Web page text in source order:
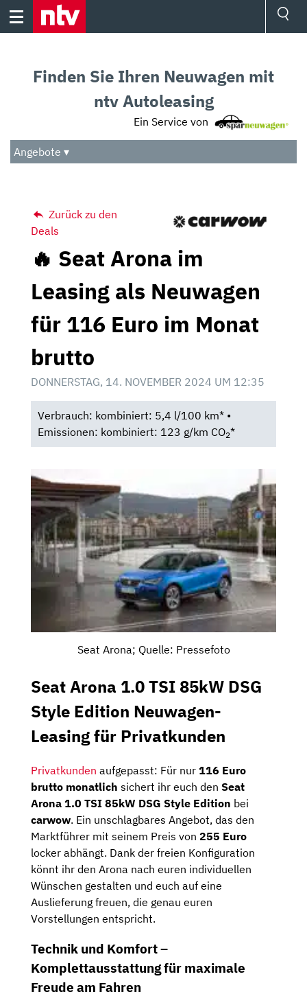
Skip
Audio
Das Beste
Finden Sie Ihren Neuwagen mit
ntv Autoleasing
Ein Service von
Angebote ▾
Zurück zu den
Deals
🔥 Seat Arona im
Leasing als Neuwagen
für 116 Euro im Monat
brutto
DONNERSTAG, 14. NOVEMBER 2024 UM 12:35
Verbrauch: kombiniert: 5,4 l/100 km* •
Emissionen: kombiniert: 123 g/km CO2*
Seat Arona; Quelle: Pressefoto
Seat Arona 1.0 TSI 85kW DSG
Style Edition Neuwagen-
Leasing für Privatkunden
Privatkunden aufgepasst: Für nur 116 Euro
brutto monatlich sichert ihr euch den Seat
Arona 1.0 TSI 85kW DSG Style Edition bei
carwow. Ein unschlagbares Angebot, das den
Marktführer mit seinem Preis von 255 Euro
locker abhängt. Dank der freien Konfiguration
könnt ihr den Arona nach euren individuellen
Wünschen gestalten und euch auf eine
Auslieferung freuen, die genau euren
Vorstellungen entspricht.
Technik und Komfort –
Komplettausstattung für maximale
Freude am Fahren